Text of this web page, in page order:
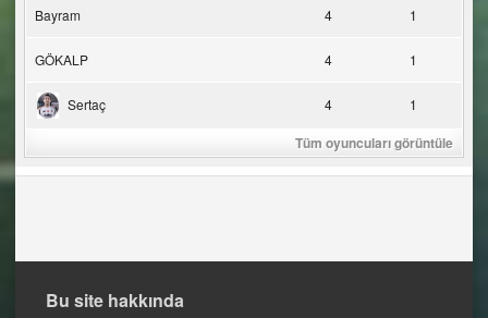
Bayram 4 1
GÖKALP 4 1
Sertaç 4 1
Tüm oyuncuları görüntüle
Bu site hakkında